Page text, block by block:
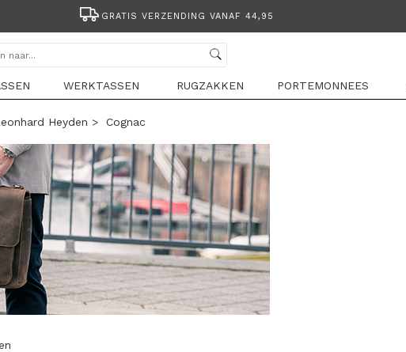
GRATIS VERZENDING VANAF 44,95
WERKTASSEN RUGZAKKEN PORTEMONNEES
Heyden > Cognac